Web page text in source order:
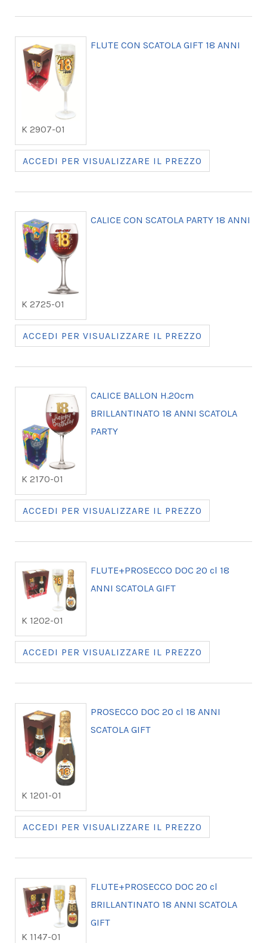
K 2907-01
FLUTE CON SCATOLA GIFT 18 ANNI
ACCEDI PER VISUALIZZARE IL PREZZO
K 2725-01
CALICE CON SCATOLA PARTY 18 ANNI
ACCEDI PER VISUALIZZARE IL PREZZO
K 2170-01
CALICE BALLON H.20cm
BRILLANTINATO 18 ANNI SCATOLA
PARTY
ACCEDI PER VISUALIZZARE IL PREZZO
K 1202-01
FLUTE+PROSECCO DOC 20 cl 18
ANNI SCATOLA GIFT
ACCEDI PER VISUALIZZARE IL PREZZO
K 1201-01
PROSECCO DOC 20 cl 18 ANNI
SCATOLA GIFT
ACCEDI PER VISUALIZZARE IL PREZZO
K 1147-01
FLUTE+PROSECCO DOC 20 cl
BRILLANTINATO 18 ANNI SCATOLA
GIFT